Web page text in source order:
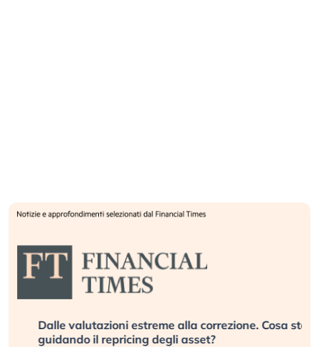
Dalle valutazioni estreme alla correzione. Cosa sta
guidando il repricing degli asset?